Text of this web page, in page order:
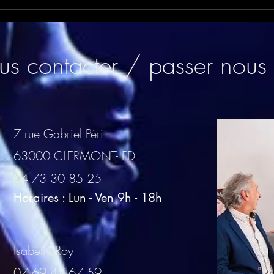
Un team building
collaboratif pour construire
ensemble !
contacter / passer nous
7 rue Gabriel Péri
63000 CLERMONT- FD
04 73 30 85 25
Horaires : Lun - Ven 9h - 18h
Isabelle Roy